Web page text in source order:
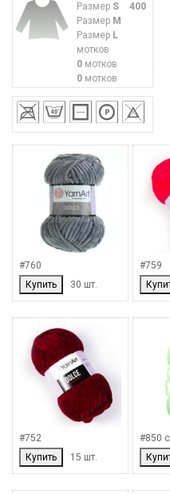
Размер S
Размер M
Размер L
400
мотков
0 мотков
0 мотков
#760
Купить
30 шт.
#759
#752
Купить
15 шт.
#850